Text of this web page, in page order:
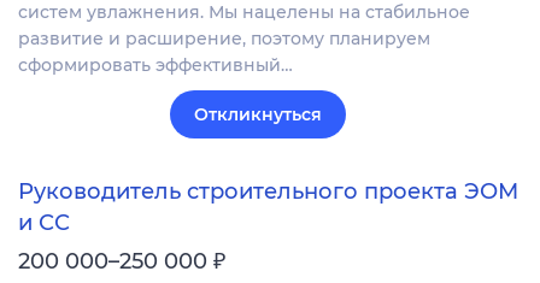
систем увлажнения. Мы нацелены на стабильное
развитие и расширение, поэтому планируем
сформировать эффективный…
Откликнуться
Руководитель строительного проекта ЭОМ
и СС
200 000–250 000 ₽